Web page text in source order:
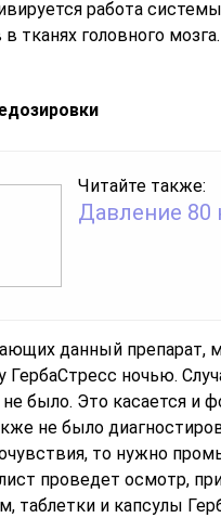
работа
тканях головного мозга.
Читайте также:
Давление 80
данный препарат,
ГербаСтресс ночью.
было. Это касается и
не было
то нужно
проведет осмотр,
таблетки и капсулы